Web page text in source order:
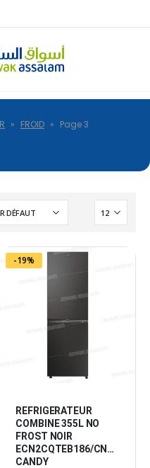
» FROID » Page 3
-19%
REFRIGERATEUR
COMBINE 355L NO
FROST NOIR
ECN2CQTEB186/
CANDY